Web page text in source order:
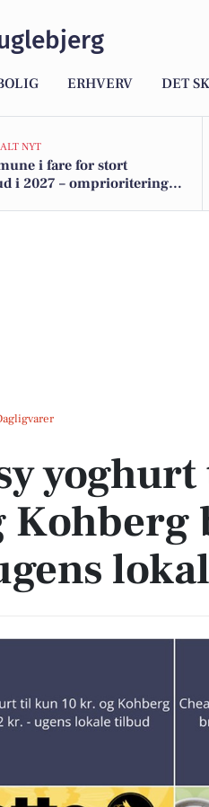
ERHVERV DET
NYT
i fare for stort
i 2027 – omprioriteringer
til kun 10 kr. og Kohberg brød til 12
Kohberg